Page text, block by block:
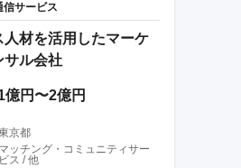
信サービス
人材を活用したマーケ
サル会社
億円〜2億円
京都
マッチング・コミュニティサー
ビス / 他